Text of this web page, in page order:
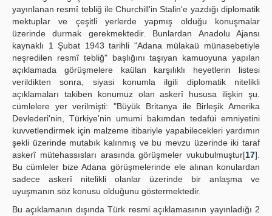
yayınlanan resmî tebliğ ile Churchill'in Stalin'e yazdığı diplomatik
mektuplar ve çeşitli yerlerde yapmış olduğu konuşmalar
üzerinde durmak gerekmektedir. Bunlardan Anadolu Ajansı
kaynaklı 1 Şubat 1943 tarihli "Adana mülakaü münasebetiyle
neşredilen resmî tebliğ" başlığını taşıyan kamuoyuna yapılan
açıklamada görüşmelere kaülan karşılıklı heyetlerin listesi
verildikten sonra, siyasi konumla ilgili diplomatik nitelikli
açıklamaları takiben konumuz olan askerî hususa ilişkin şu.
cümlelere yer verilmişti: "Büyük Britanya ile Birleşik Amerika
Devlederi'nin, Türkiye'nin umumi bakımdan tedafüi emniyetini
kuvvetlendirmek için malzeme itibariyle yapabilecekleri yardımın
şekli üzerinde mutabık kalınmış ve bu mevzu üzerinde iki taraf
askerî mütehassısları arasında görüşmeler vukubulmuştur[17].
Bu cümleler bize Adana görüşmelerinde ele alınan konulardan
sadece askerî nitelikli olanlar üzerinde bir anlaşma ve
uyuşmanın söz konusu olduğunu göstermektedir.
Bu açıklamanın dışında Türk resmi açıklamasının yayınladığı 2